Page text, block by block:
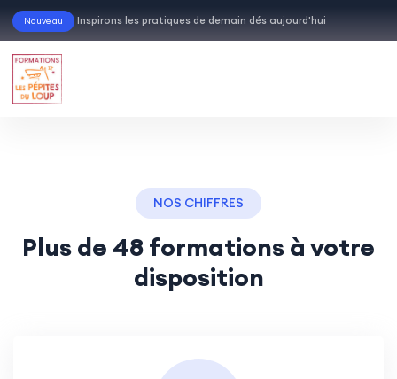
Nouveau Inspirons les pratiques de demain dés
Visitez notre site
NOS CHIFFRES
Plus de 48 formations à votre
disposition